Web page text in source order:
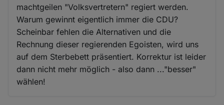
machtgeilen "Volksvertretern" regiert werden.
Warum gewinnt eigentlich immer die CDU?
Scheinbar fehlen die Alternativen und die
Rechnung dieser regierenden Egoisten, wird uns
auf dem Sterbebett präsentiert. Korrektur ist leider
dann nicht mehr möglich - also dann ..."besser"
wählen!